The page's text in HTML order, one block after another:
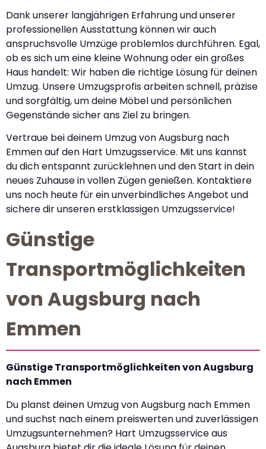
Dank unserer langjährigen Erfahrung und unserer
professionellen Ausstattung können wir auch
anspruchsvolle Umzüge problemlos durchführen. Egal,
ob es sich um eine kleine Wohnung oder ein großes
Haus handelt: Wir haben die richtige Lösung für deinen
Umzug. Unsere Umzugsprofis arbeiten schnell, präzise
und sorgfältig, um deine Möbel und persönlichen
Gegenstände sicher ans Ziel zu bringen.
Vertraue bei deinem Umzug von Augsburg nach
Emmen auf den Hart Umzugsservice. Mit uns kannst
du dich entspannt zurücklehnen und den Start in dein
neues Zuhause in vollen Zügen genießen. Kontaktiere
uns noch heute für ein unverbindliches Angebot und
sichere dir unseren erstklassigen Umzugsservice!
Günstige
Transportmöglichkeiten
von Augsburg nach
Emmen
Günstige Transportmöglichkeiten von Augsburg
nach Emmen
Du planst deinen Umzug von Augsburg nach Emmen
und suchst nach einem preiswerten und zuverlässigen
Umzugsunternehmen? Hart Umzugsservice aus